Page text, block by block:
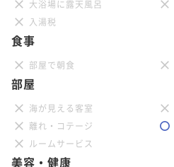
大浴場に露天風呂
入湯税
食事
部屋で朝食
部屋
海が見える客室
離れ・コテージ
ルームサービス
美容・健康